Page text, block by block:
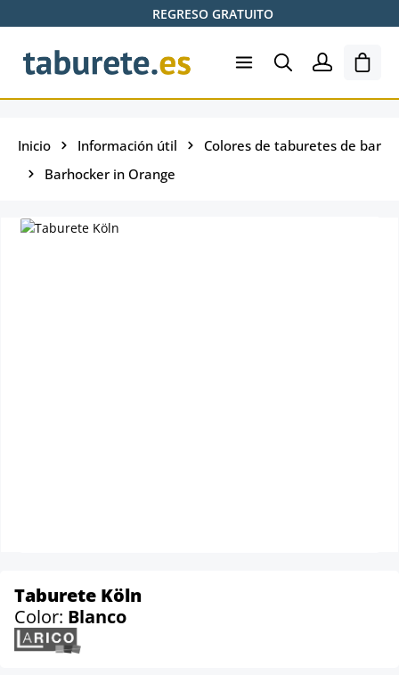
Saltar al contenido principalREGRESO GRATUITO
El
Inicio Información útil
Colores de taburetes de bar
Barhocker in Orange
Taburete Köln
Color: Blanco